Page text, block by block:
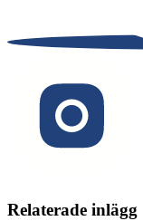
Relaterade inlägg